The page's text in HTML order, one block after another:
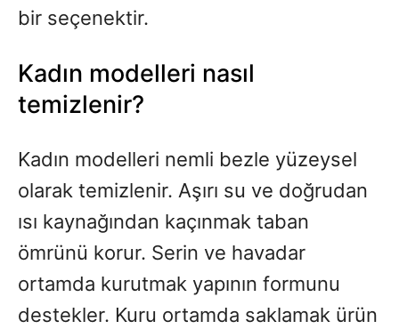
bir seçenektir.
Kadın modelleri nasıl
temizlenir?
Kadın modelleri nemli bezle yüzeysel
olarak temizlenir. Aşırı su ve doğrudan
ısı kaynağından kaçınmak taban
ömrünü korur. Serin ve havadar
ortamda kurutmak yapının formunu
destekler. Kuru ortamda saklamak ürün